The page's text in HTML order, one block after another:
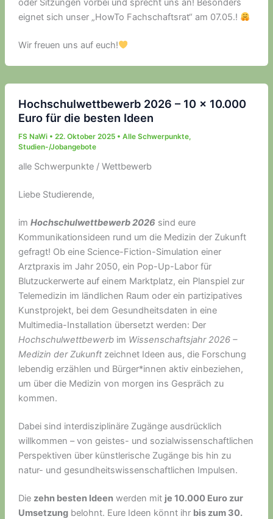
oder Sitzungen vorbei und sprecht uns an! Besonders
eignet sich unser „HowTo Fachschaftsrat“ am 07.05.!
Wir freuen uns auf euch!
Hochschulwettbewerb 2026 – 10 x 10.000
Euro für die besten Ideen
FS NaWi • 22. Oktober 2025 • Alle Schwerpunkte,
Studien-/Jobangebote
alle Schwerpunkte / Wettbewerb
Liebe Studierende,
im Hochschulwettbewerb 2026sind eure
Kommunikationsideen rund um die Medizin der Zukunft
gefragt! Ob eine Science-Fiction-Simulation einer
Arztpraxis im Jahr 2050, ein Pop-Up-Labor für
Blutzuckerwerte auf einem Marktplatz, ein Planspiel zur
Telemedizin im ländlichen Raum oder ein partizipatives
Kunstprojekt, bei dem Gesundheitsdaten in eine
Multimedia-Installation übersetzt werden: Der
Hochschulwettbewerbim Wissenschaftsjahr 2026 –
Medizin der Zukunftzeichnet Ideen aus, die Forschung
lebendig erzählen und Bürger*innen aktiv einbeziehen,
um über die Medizin von morgen ins Gespräch zu
kommen.
Dabei sind interdisziplinäre Zugänge ausdrücklich
willkommen – von geistes- und sozialwissenschaftlichen
Perspektiven über künstlerische Zugänge bis hin zu
natur- und gesundheitswissenschaftlichen Impulsen.
Die zehn besten Ideenwerden mit je 10.000 Euro zur
Umsetzungbelohnt. Eure Ideen könnt ihr bis zum 30.